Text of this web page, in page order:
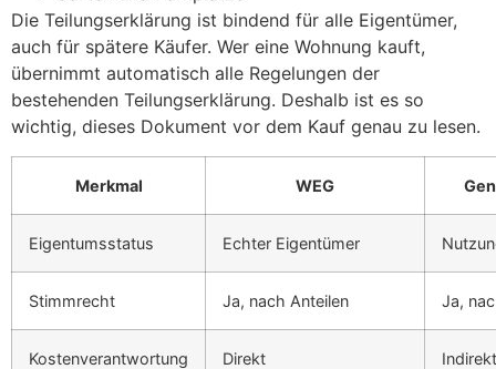
Die Teilungserklärung ist bindend für alle Eigentümer,
auch für spätere Käufer. Wer eine Wohnung kauft,
übernimmt automatisch alle Regelungen der
bestehenden Teilungserklärung. Deshalb ist es so
wichtig, dieses Dokument vor dem Kauf genau zu lesen.
Merkmal WEG
Eigentumsstatus Echter Eigentümer
Stimmrecht Ja, nach Anteilen Ja,
Kostenverantwortung Direkt Indirekt